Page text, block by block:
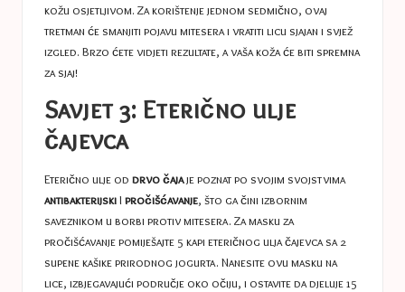
kožu osjetljivom. Za korištenje jednom sedmično, ovaj
tretman će smanjiti pojavu mitesera i vratiti licu sjajan i svjež
izgled. Brzo ćete vidjeti rezultate, a vaša koža će biti spremna
za sjaj!
Savjet 3: Eterično ulje
čajevca
Eterično ulje od drvo čajaje poznat po svojim svojstvima
antibakterijskiI pročišćavanje, što ga čini izbornim
saveznikom u borbi protiv mitesera. Za masku za
pročišćavanje pomiješajte 5 kapi eteričnog ulja čajevca sa 2
supene kašike prirodnog jogurta. Nanesite ovu masku na
lice, izbjegavajući područje oko očiju, i ostavite da djeluje 15